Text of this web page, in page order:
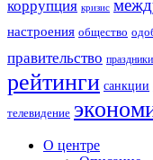
коррупция кризис
настроения общество
правительство праздники
рейтинги санкции
телевидение
О центре